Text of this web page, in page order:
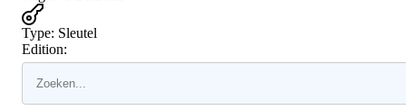
Type: Sleutel
Edition: